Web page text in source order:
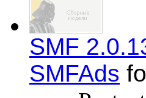
SMF
SMFAds